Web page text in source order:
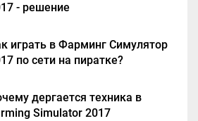
- решение
играть в Фарминг Симулятор
по сети на пиратке?
дергается техника в
Simulator 2017